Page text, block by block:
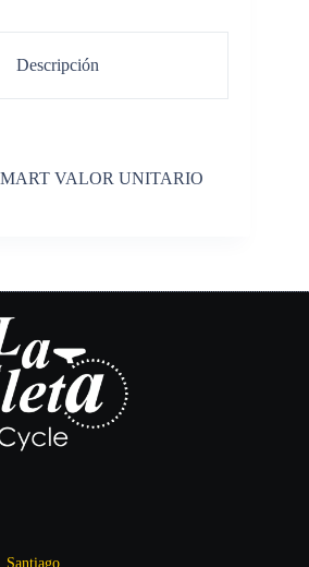
Descripción
VALOR UNITARIO
Santiago